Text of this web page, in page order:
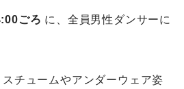
ごろ に、全員男性ダンサーに
チュームやアンダーウェア姿